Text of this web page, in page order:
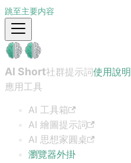
跳至主要内容
AI Short社群提示詞使用說明
應用工具
AI 工具箱
AI 繪圖提示詞
AI 思想家圓桌
瀏覽器外掛